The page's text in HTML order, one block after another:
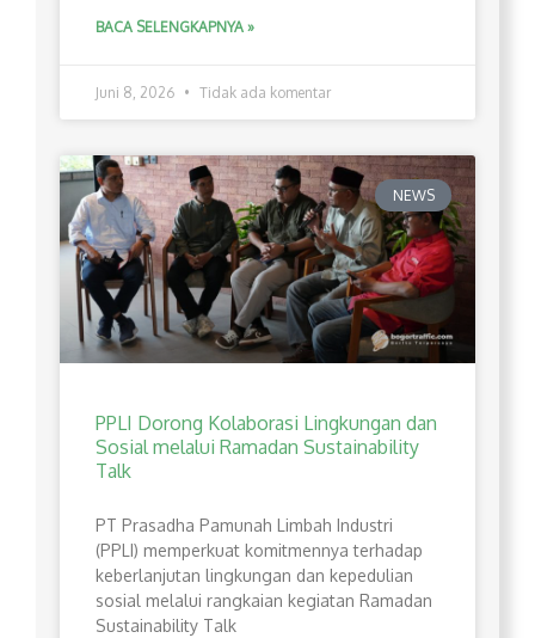
BACA SELENGKAPNYA »
Juni 8, 2026 Tidak ada komentar
NEWS
PPLI Dorong Kolaborasi Lingkungan dan
Sosial melalui Ramadan Sustainability
Talk
PT Prasadha Pamunah Limbah Industri
(PPLI) memperkuat komitmennya terhadap
keberlanjutan lingkungan dan kepedulian
sosial melalui rangkaian kegiatan Ramadan
Sustainability Talk